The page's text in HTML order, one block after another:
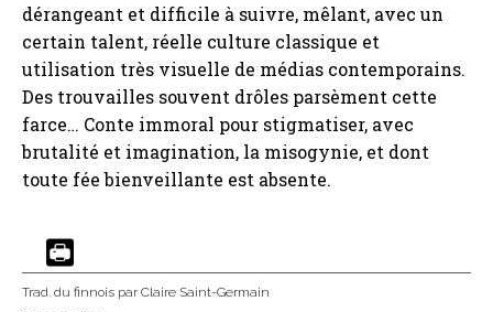
dérangeant et difficile à suivre, mêlant, avec un
certain talent, réelle culture classique et
utilisation très visuelle de médias contemporains.
Des trouvailles souvent drôles parsèment cette
farce… Conte immoral pour stigmatiser, avec
brutalité et imagination, la misogynie, et dont
toute fée bienveillante est absente.
Trad. du finnois par Claire Saint-Germain